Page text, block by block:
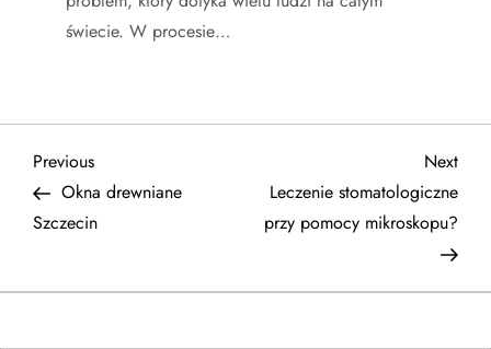
świecie. W procesie…
N
a
Previous
Post
Previous
Okna drewniane
Szczecin
Next
Post
Next
Leczenie stomatologiczne
przy pomocy mikroskopu?